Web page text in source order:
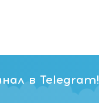
в Telegram!